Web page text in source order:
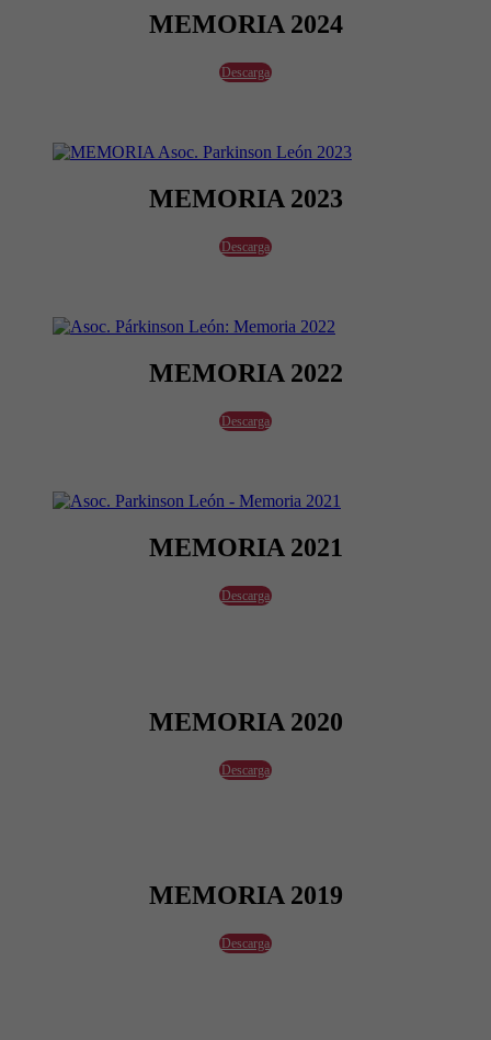
MEMORIA 2024
Descarga
MEMORIA 2023
Descarga
MEMORIA 2022
Descarga
MEMORIA 2021
Descarga
MEMORIA 2020
Descarga
MEMORIA 2019
Descarga